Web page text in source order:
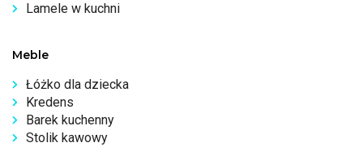
Lamele w kuchni
Meble
Łóżko dla dziecka
Kredens
Barek kuchenny
Stolik kawowy